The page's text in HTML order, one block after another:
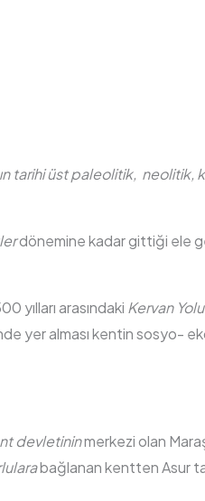
tarihi üst paleolitik, neolitik,
dönemine kadar gittiği ele
yılları arasındaki Kervan
yer alması kentin sosyo-
devletininmerkezi olan
bağlanan kentten Asur